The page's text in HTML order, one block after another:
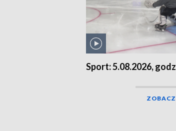
Sport: 5.08.2026,
ZOBACZ